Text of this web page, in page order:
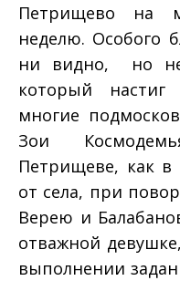
Петрищево на
неделю. Особого
ни видно, но не
который
многие
Зои
Петрищеве, как
от села, при
Верею и
отважной
выполнении